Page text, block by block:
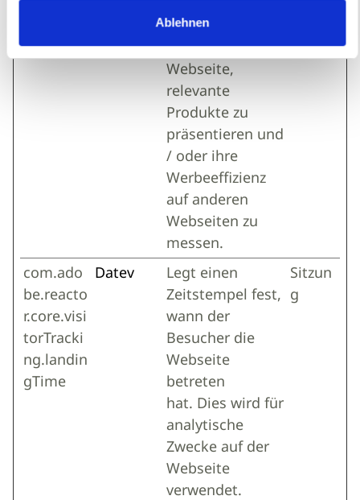
Ablehnen
Pages - Dies
ermöglicht der
Webseite,
relevante
Produkte zu
präsentieren und
/ oder ihre
Werbeeffizienz
auf anderen
Webseiten zu
messen.
com.ado
be.reacto
r.core.visi
torTracki
ng.landin
gTime
Datev
Legt einen
Zeitstempel fest,
wann der
Besucher die
Webseite
betreten
hat. Dies wird für
analytische
Zwecke auf der
Webseite
verwendet.
Sitzun
g